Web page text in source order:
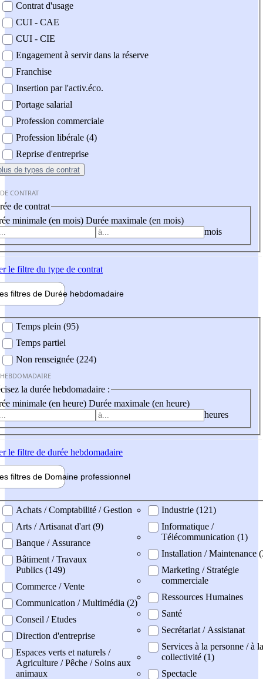
Contrat d'usage
CUI - CAE
CUI - CIE
Engagement à servir dans la réserve
Franchise
Insertion par l'activ.éco.
Portage salarial
Profession commerciale
Profession libérale (4)
Reprise d'entreprise
de types de contrat
CONTRAT
de contrat
minimale (en mois) Durée maximale (en mois)
mois
le filtre du type de contrat
filtres de Durée hebdomadaire
Temps plein (95)
Temps partiel
Non renseignée (224)
la durée hebdomadaire :
minimale (en heure) Durée maximale (en heure)
heures
le filtre de durée hebdomadaire
filtres de Domaine professionnel
professionel
Achats / Comptabilité / Gestion
Arts / Artisanat d'art (9)
Banque / Assurance
Bâtiment / Travaux
Publics (149)
Commerce / Vente
Communication / Multimédia (2)
Conseil / Etudes
Direction d'entreprise
Espaces verts et naturels /
Agriculture / Pêche / Soins aux
animaux
Industrie (121)
Informatique /
Télécommunication (1)
Installation / Maintenance
Marketing / Stratégie
commerciale
Ressources Humaines
Santé
Secrétariat / Assistanat
Services à la personne / à la
collectivité (1)
Spectacle